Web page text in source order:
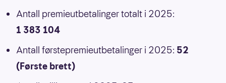
Antall premieutbetalinger totalt i 2025:
1 383 104
Antall førstepremieutbetalinger i 2025: 52
(Første brett)